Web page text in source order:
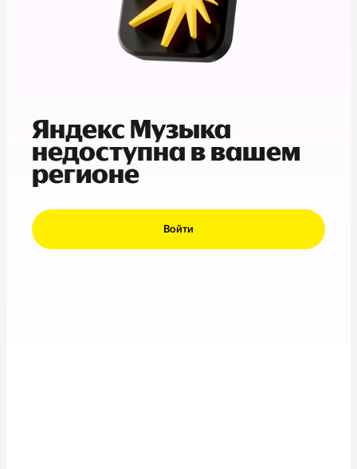
Яндекс Музыка
недоступна в вашем
регионе
Войти